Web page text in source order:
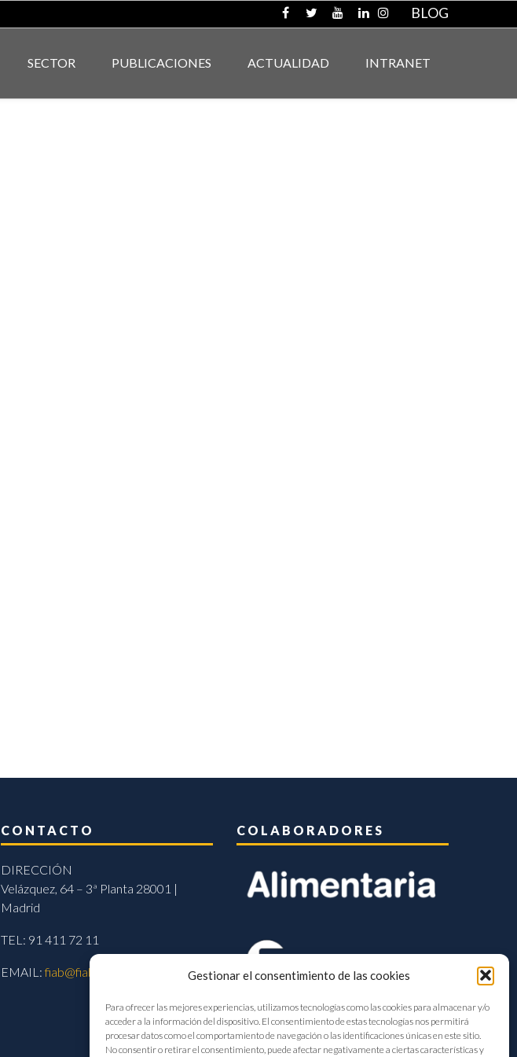
Gestionar el consentimiento de las cookies
Para ofrecer las mejores experiencias, utilizamos tecnologías como las cookies para almacenar y/o
acceder a la información del dispositivo. El consentimiento de estas tecnologías nos permitirá
procesar datos como el comportamiento de navegación o las identificaciones únicas en este sitio.
No consentir o retirar el consentimiento, puede afectar negativamente a ciertas características y
BLOG
SECTOR PUBLICACIONES ACTUALIDAD INTRANET
CONTACTO
DIRECCIÓN
Velázquez, 64 – 3ª Planta 28001 |
Madrid
TEL: 91 411 72 11
EMAIL:fiab@fiab.es
COLABORADORES